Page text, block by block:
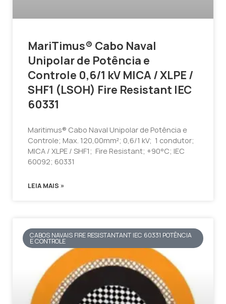
MariTimus® Cabo Naval
Unipolar de Potência e
Controle 0,6/1 kV MICA / XLPE /
SHF1 (LSOH) Fire Resistant IEC
60331
Maritimus® Cabo Naval Unipolar de Potência e
Controle; Max. 120,00mm²; 0,6/1 kV; 1 condutor;
MICA / XLPE / SHF1; Fire Resistant; +90°C; IEC
60092; 60331
LEIA MAIS »
CABOS NAVAIS FIRE RESISTANTANT IEC 60331 POTÊNCIA
E CONTROLE